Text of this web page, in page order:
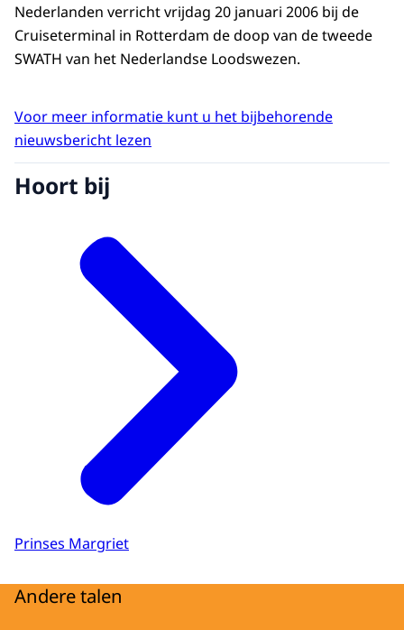
Nederlanden verricht vrijdag 20 januari 2006 bij de
Cruiseterminal in Rotterdam de doop van de tweede
SWATH van het Nederlandse Loodswezen.
Voor meer informatie kunt u het bijbehorende
nieuwsbericht lezen
Hoort bij
Prinses Margriet
Andere talen